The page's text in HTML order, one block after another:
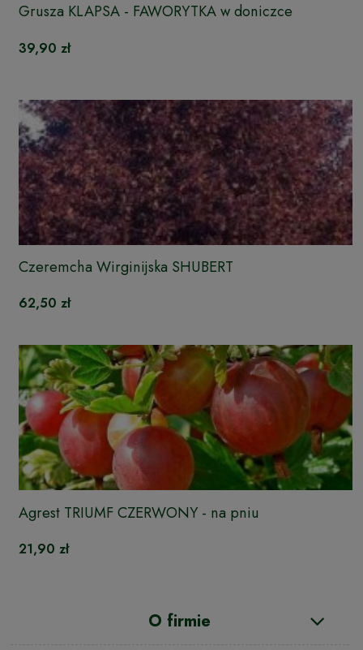
Grusza KLAPSA - FAWORYTKA w doniczce
39,90 zł
Czeremcha Wirginijska SHUBERT
62,50 zł
Agrest TRIUMF CZERWONY - na pniu
21,90 zł
O firmie